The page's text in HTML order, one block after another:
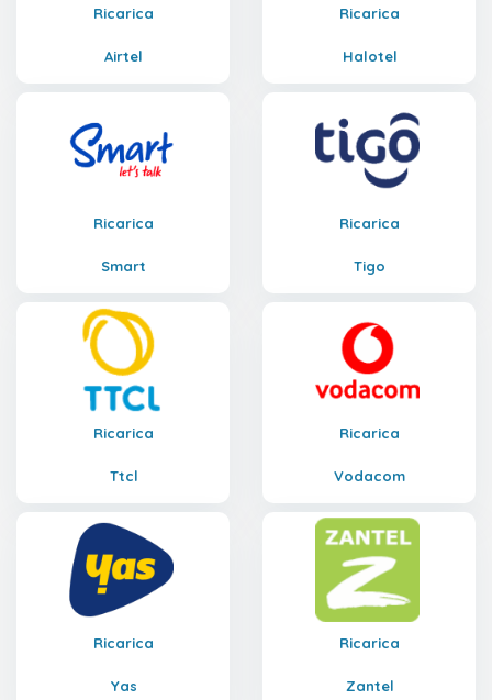
Ricarica
Airtel
Ricarica
Halotel
Ricarica
Smart
Ricarica
Tigo
Ricarica
Ttcl
Ricarica
Vodacom
Ricarica
Yas
Ricarica
Zantel